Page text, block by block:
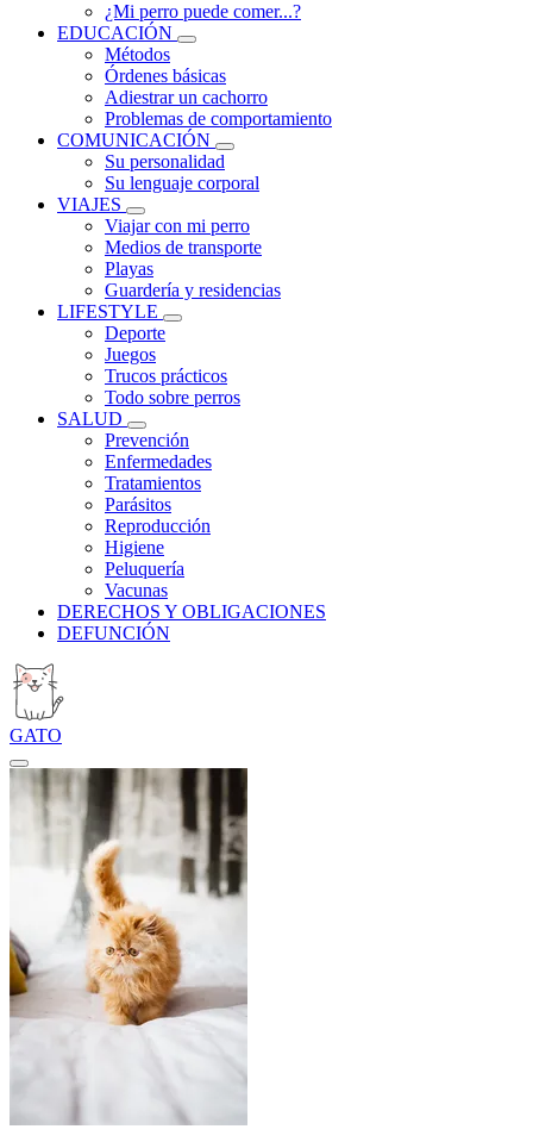
¿Mi perro puede comer...?
EDUCACIÓN
Métodos
Órdenes básicas
Adiestrar un cachorro
Problemas de comportamiento
COMUNICACIÓN
Su personalidad
Su lenguaje corporal
VIAJES
Viajar con mi perro
Medios de transporte
Playas
Guardería y residencias
LIFESTYLE
Deporte
Juegos
Trucos prácticos
Todo sobre perros
SALUD
Prevención
Enfermedades
Tratamientos
Parásitos
Reproducción
Higiene
Peluquería
Vacunas
DERECHOS Y OBLIGACIONES
DEFUNCIÓN
GATO